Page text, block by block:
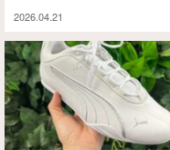
2026.04.21